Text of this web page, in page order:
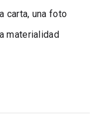
carta, una foto
materialidad